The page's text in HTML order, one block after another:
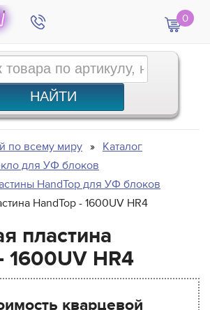
0
по всему миру
Каталог
для УФ блоков
HandTop для УФ блоков
HandTop - 1600UV HR4
пластина
1600UV HR4
кварцевой